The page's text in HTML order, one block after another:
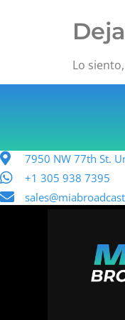
Lo
7950 NW 77th St.
+1 305 938 7395